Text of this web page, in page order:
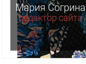
Мария Согрина
редактор сайта